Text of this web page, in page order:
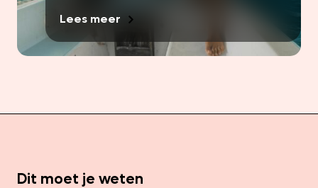
Lees meer
Dit moet je weten